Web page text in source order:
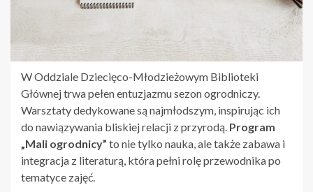
W Oddziale Dziecięco-Młodzieżowym Biblioteki
Głównej trwa pełen entuzjazmu sezon ogrodniczy.
Warsztaty dedykowane są najmłodszym, inspirując ich
do nawiązywania bliskiej relacji z przyrodą. Program
„Mali ogrodnicy” to nie tylko nauka, ale także zabawa i
integracja z literaturą, która pełni rolę przewodnika po
tematyce zajęć.